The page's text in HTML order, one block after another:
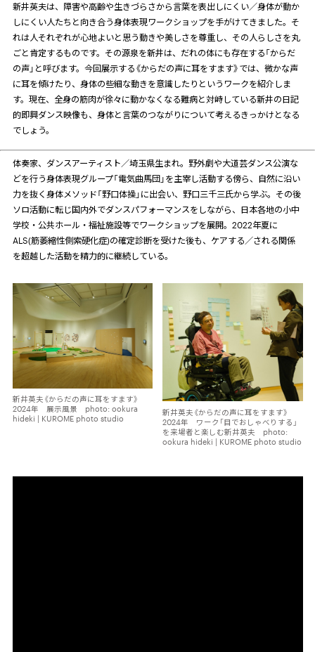
新井英夫は、障害や高齢や生きづらさから言葉を表出しにくい／身体が動か
しにくい人たちと向き合う身体表現ワークショップを手がけてきました。そ
れは人それぞれが心地よいと思う動きや美しさを尊重し、その人らしさを丸
ごと肯定するものです。その源泉を新井は、だれの体にも存在する「からだ
の声」と呼びます。今回展示する《からだの声に耳をすます》では、微かな声
に耳を傾けたり、身体の些細な動きを意識したりというワークを紹介しま
す。現在、全身の筋肉が徐々に動かなくなる難病と対峙している新井の日記
的即興ダンス映像も、身体と言葉のつながりについて考えるきっかけとなる
でしょう。
体奏家、ダンスアーティスト／埼玉県生まれ。野外劇や大道芸ダンス公演な
どを行う身体表現グループ「電気曲馬団」を主宰し活動する傍ら、自然に沿い
力を抜く身体メソッド「野口体操」に出会い、野口三千三氏から学ぶ。その後
ソロ活動に転じ国内外でダンスパフォーマンスをしながら、日本各地の小中
学校・公共ホール・福祉施設等でワークショップを展開。 2022年夏に
ALS(筋萎縮性側索硬化症)の確定診断を受けた後も、ケアする／される関係
を超越した活動を精力的に継続している。
新井英夫《からだの声に耳をすます》
2024年 展示風景 photo: ookura
hideki | KUROME photo studio
新井英夫《からだの声に耳をすます》
2024年 ワーク「目でおしゃべりする」
を来場者と楽しむ新井英夫 photo:
ookura hideki | KUROME photo studio